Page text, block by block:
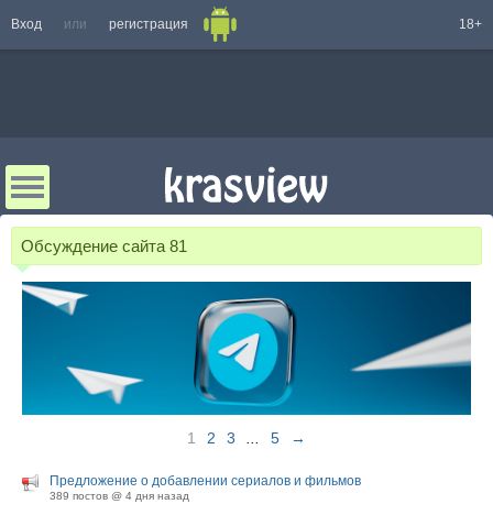
Вход или регистрация 18+
Обсуждение сайта 81
1 2 3 ... 5 →
Предложение о добавлении сериалов и фильмов
389 постов @ 4 дня назад